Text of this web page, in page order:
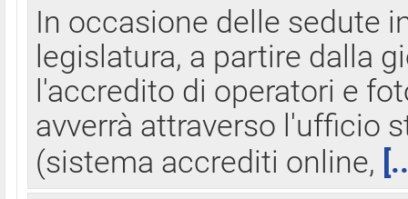
In occasione delle sedute
legislatura, a partire dalla
l'accredito di operatori e
avverrà attraverso l'ufficio
(sistema accrediti online,